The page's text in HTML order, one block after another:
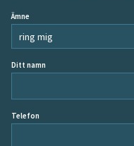
Ämne
Ditt namn
Telefon